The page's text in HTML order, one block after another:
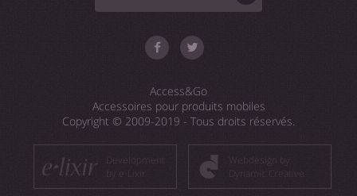
Access&Go
Accessoires pour produits mobiles
Copyright © 2009-2019 - Tous droits réservés.
Development
Webdesign by
Dynamic Creative